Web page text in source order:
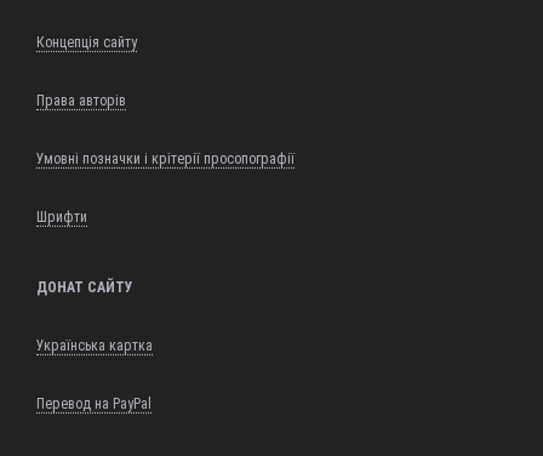
Концепція сайту
Права авторів
Умовні позначки і крітерії просопографії
Шрифти
ДОНАТ САЙТУ
Українська картка
Перевод на PayPal